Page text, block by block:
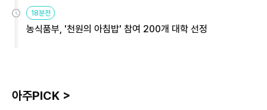
원
18분전
농식품부, '천원의 아침밥' 참여 200개 대학 선정
아주PICK >